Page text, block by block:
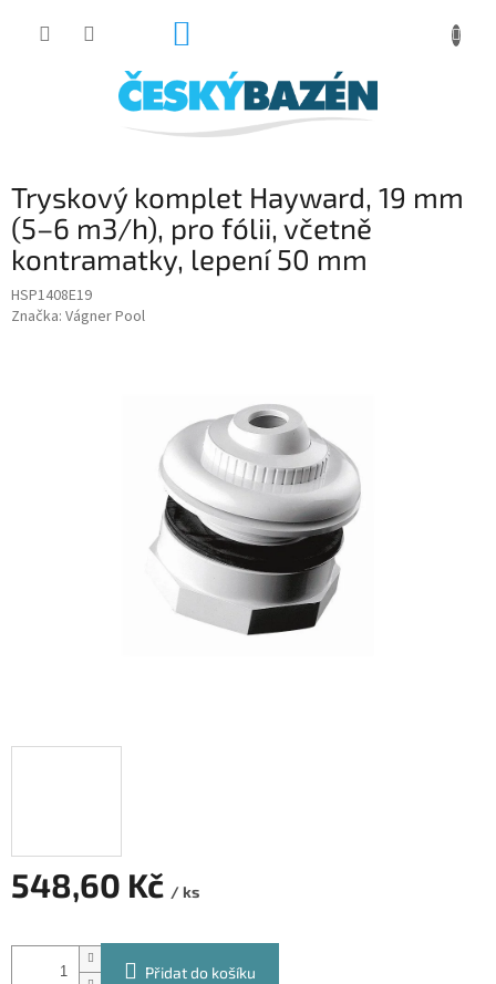
Tryskový komplet Hayward, 19 mm
(5–6 m3/h), pro fólii, včetně
kontramatky, lepení 50 mm
HSP1408E19
Značka: Vágner Pool
548,60 Kč / ks
cena:
Přidat do košíku